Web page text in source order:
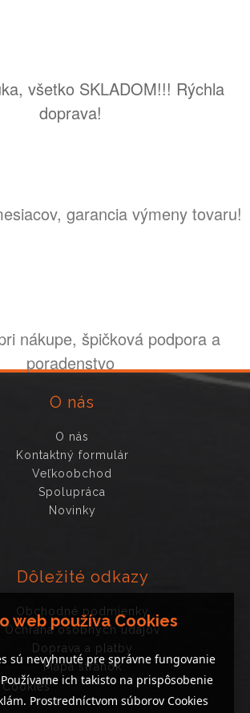
všetko SKLADOM!!! Rýchla
doprava!
garancia výmeny tovaru!
nákupe, špičková podpora a
poradenstvo
O nás
O nás
Kontaktný formulár
Veľkoobchod
Spolupráca
Novinky
Dôležité odkazy
Obchodné podmienky
Ochrana osobných údajov
Doprava a platby
Mapa stránok
Cookies
web používa Cookies
sú nevyhnuté pre správne fungovanie
ich takisto na prispôsobenie
Prostredníctvom súborov Cookies